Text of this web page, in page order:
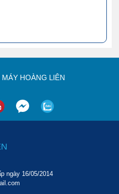
HOÀNG LIÊN
ngày 16/05/2014